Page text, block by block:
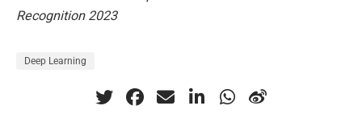
Recognition 2023
Deep Learning